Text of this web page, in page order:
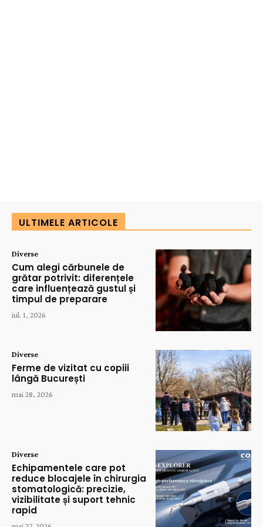
ULTIMELE ARTICOLE
Diverse
Cum alegi cărbunele de
grătar potrivit: diferențele
care influențează gustul și
timpul de preparare
iul. 1, 2026
Diverse
Ferme de vizitat cu copiii
lângă București
mai 28, 2026
Diverse
Echipamentele care pot
reduce blocajele în chirurgia
stomatologică: precizie,
vizibilitate și suport tehnic
rapid